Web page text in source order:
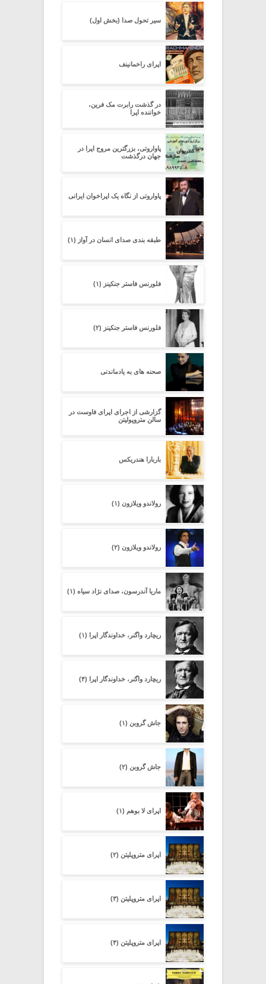
سیر تحول صدا (بخش اول)
اپرای راخمانینف
در گذشت رابرت مک فرین،
خواننده اپرا
پاواروتی، بزرگترین مروج اپرا در
جهان درگذشت
پاواروتی از نگاه یک اپراخوان ایرانی
طبقه بندی صدای انسان در آواز (۱)
فلورنس فاستر جنکینز (۱)
فلورنس فاستر جنکینز (۲)
صحنه هاى به یادماندنى
گزارشى از اجراى اپراى فاوست در
سالن متروپولیتن
باربارا هندریکس
رولاندو ویلازون (۱)
رولاندو ویلازون (۲)
ماریا آندرسون، صدای نژاد سیاه (۱)
ریچارد واگنر، خداوندگار اپرا (۱)
ریچارد واگنر، خداوندگار اپرا (۴)
جاش گروبن (۱)
جاش گروبن (۲)
اپرای لا بوهم (۱)
اپرای متروپلیتن (۲)
اپرای متروپلیتن (۳)
اپرای متروپلیتن (۴)